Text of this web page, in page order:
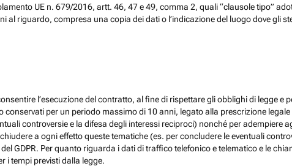
UE n. 679/2016, artt. 46, 47 e 49, comma 2, quali “clausole tipo”
riguardo, compresa una copia dei dati o l’indicazione del luogo dove gli
l’esecuzione del contratto, al fine di rispettare gli obblighi di legge e
per un periodo massimo di 10 anni, legato alla prescrizione
controversie e la difesa degli interessi reciproci) nonché per adempiere
a ogni effetto queste tematiche (es. per concludere le eventuali
GDPR. Per quanto riguarda i dati di traffico telefonico e telematico e le
i tempi previsti dalla legge.